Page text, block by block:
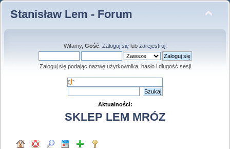
Stanisław Lem - Forum
Witamy, Gość. Zaloguj sięlub zarejestruj.
Zaloguj się podając nazwę użytkownika, hasło i długość sesji
Aktualności:
SKLEP LEM MRÓZ